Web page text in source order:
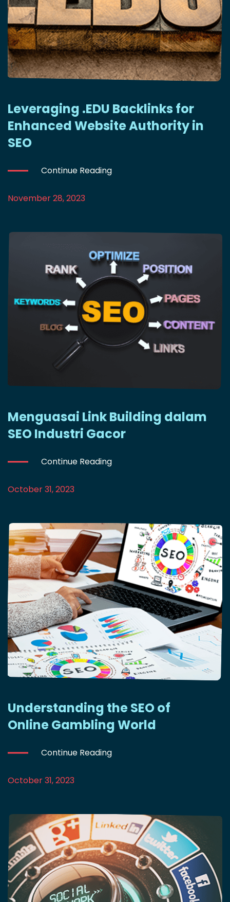
Leveraging .EDU Backlinks for
Enhanced Website Authority in
SEO
Continue Reading
November 28, 2023
Menguasai Link Building dalam
SEO Industri Gacor
Continue Reading
October 31, 2023
Understanding the SEO of
Online Gambling World
Continue Reading
October 31, 2023